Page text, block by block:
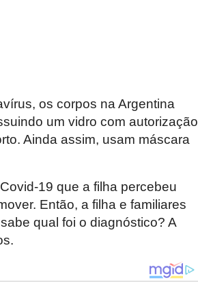
os corpos na Argentina
um vidro com autorização
Ainda assim, usam máscara
19 que a filha percebeu
Então, a filha e familiares
qual foi o diagnóstico? A